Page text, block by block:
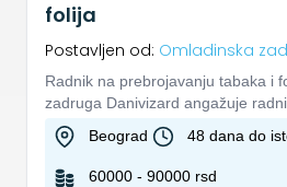
folija
Postavljen od: Omladinska
Radnik na prebrojavanju tabaka i
zadruga Danivizard angažuje
prebrojavanja tabaka i...
Beograd 48 dana do
60000 - 90000 rsd